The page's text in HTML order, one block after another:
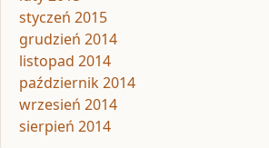
styczeń 2015
grudzień 2014
listopad 2014
październik 2014
wrzesień 2014
sierpień 2014